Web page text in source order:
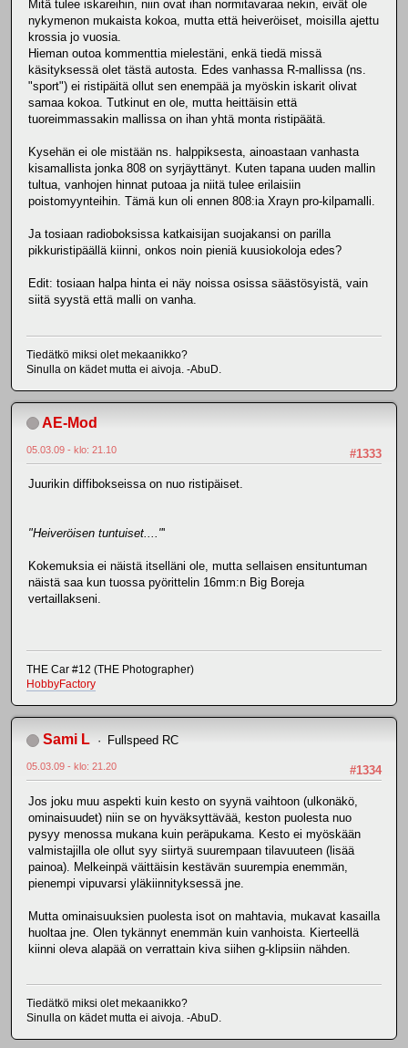
Mitä tulee iskareihin, niin ovat ihan normitavaraa nekin, eivät ole
nykymenon mukaista kokoa, mutta että heiveröiset, moisilla ajettu
krossia jo vuosia.
Hieman outoa kommenttia mielestäni, enkä tiedä missä
käsityksessä olet tästä autosta. Edes vanhassa R-mallissa (ns.
"sport") ei ristipäitä ollut sen enempää ja myöskin iskarit olivat
samaa kokoa. Tutkinut en ole, mutta heittäisin että
tuoreimmassakin mallissa on ihan yhtä monta ristipäätä.
Kysehän ei ole mistään ns. halppiksesta, ainoastaan vanhasta
kisamallista jonka 808 on syrjäyttänyt. Kuten tapana uuden mallin
tultua, vanhojen hinnat putoaa ja niitä tulee erilaisiin
poistomyynteihin. Tämä kun oli ennen 808:ia Xrayn pro-kilpamalli.
Ja tosiaan radioboksissa katkaisijan suojakansi on parilla
pikkuristipäällä kiinni, onkos noin pieniä kuusiokoloja edes?
Edit: tosiaan halpa hinta ei näy noissa osissa säästösyistä, vain
siitä syystä että malli on vanha.
Tiedätkö miksi olet mekaanikko?
Sinulla on kädet mutta ei aivoja. -AbuD.
AE-Mod
#1333
05.03.09 - klo: 21.10
Juurikin diffibokseissa on nuo ristipäiset.
"Heiveröisen tuntuiset...."'
Kokemuksia ei näistä itselläni ole, mutta sellaisen ensituntuman
näistä saa kun tuossa pyörittelin 16mm:n Big Boreja
vertaillakseni.
THE Car #12 (THE Photographer)
HobbyFactory
Sami L Fullspeed RC
#1334
05.03.09 - klo: 21.20
Jos joku muu aspekti kuin kesto on syynä vaihtoon (ulkonäkö,
ominaisuudet) niin se on hyväksyttävää, keston puolesta nuo
pysyy menossa mukana kuin peräpukama. Kesto ei myöskään
valmistajilla ole ollut syy siirtyä suurempaan tilavuuteen (lisää
painoa). Melkeinpä väittäisin kestävän suurempia enemmän,
pienempi vipuvarsi yläkiinnityksessä jne.
Mutta ominaisuuksien puolesta isot on mahtavia, mukavat kasailla
huoltaa jne. Olen tykännyt enemmän kuin vanhoista. Kierteellä
kiinni oleva alapää on verrattain kiva siihen g-klipsiin nähden.
Tiedätkö miksi olet mekaanikko?
Sinulla on kädet mutta ei aivoja. -AbuD.